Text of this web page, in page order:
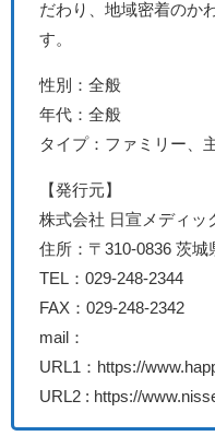
だわり、地域密着のか
す。
性別：全般
年代：全般
タイプ：ファミリー、
【発行元】
株式会社 日宣メディッ
住所：〒310-0836 茨
TEL：029-248-2344
FAX：029-248-2342
mail：
URL1：https://
URL2 : https://